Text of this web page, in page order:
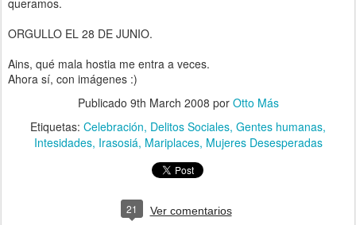
queramos.
ORGULLO EL 28 DE JUNIO.
Ains, qué mala hostia me entra a veces.
Ahora sí, con imágenes :)
Publicado 9th March 2008 por Otto Más
Etiquetas: Celebración Delitos Sociales Gentes humanas
Intesidades Irasosiá Mariplaces Mujeres Desesperadas
21 Ver comentarios